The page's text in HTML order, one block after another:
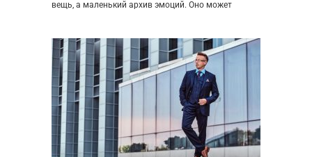
вещь, а маленький архив эмоций. Оно может